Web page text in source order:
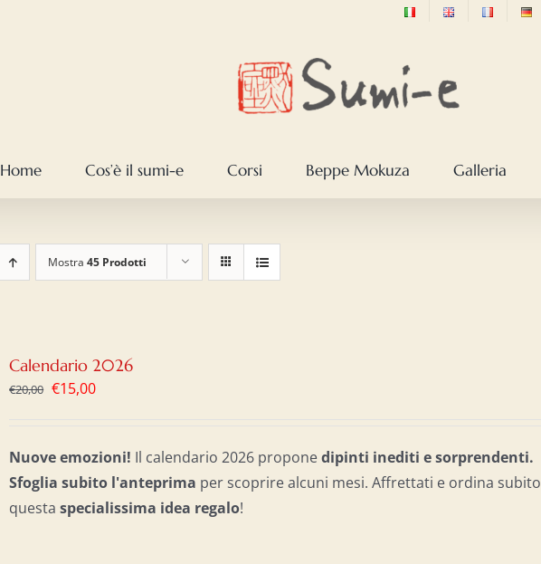
Home Cos’è il sumi-e Corsi Beppe Mokuza Galleria
Mostra 45 Prodotti
Calendario 2026
€20,00 Il
era:
€20,00.
€15,00Il
è:
€15,00.
Nuove emozioni! Il calendario 2026 proponedipinti inediti e sorprendenti.
Sfoglia subito l'anteprima per scoprire alcuni mesi. Affrettati e ordina subito
questaspecialissima idea regalo!